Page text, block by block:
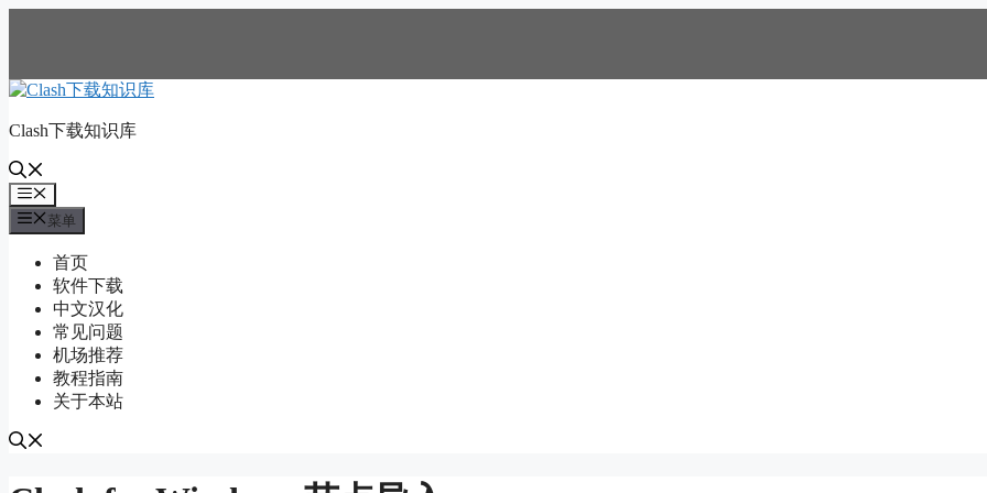
容
Clash下载知识库
菜
单
菜单
首页
软件下载
中文汉化
常见问题
机场推荐
教程指南
关于本站